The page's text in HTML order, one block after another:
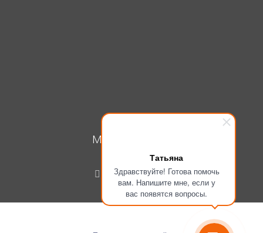
Татьяна
Здравствуйте! Готова помочь
вам. Напишите мне, если у
вас появятся вопросы.
МОЙ КАБИНЕТ
Регистрация